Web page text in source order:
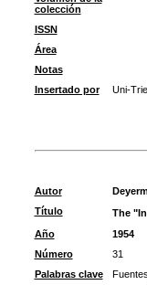
colección
ISSN
Área
Notas
Insertado por
Uni-
Autor
Título
The
Año
1954
Número
31
Palabras clave
Fuentes